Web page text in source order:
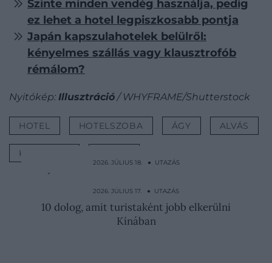
Szinte minden vendég használja, pedig
ez lehet a hotel legpiszkosabb pontja
Japán kapszulahotelek belülről:
kényelmes szállás vagy klausztrofób
rémálom?
Nyitókép: Illusztráció / WHYFRAME/Shutterstock
HOTEL HOTELSZOBA ÁGY ALVÁS
KÉNYELEM
2026. JÚLIUS 18. ● UTAZÁS
Újabb népszerű olasz településnek lett
elege: komoly…
2026. JÚLIUS 17. ● UTAZÁS
10 dolog, amit turistaként jobb elkerülni
Kínában